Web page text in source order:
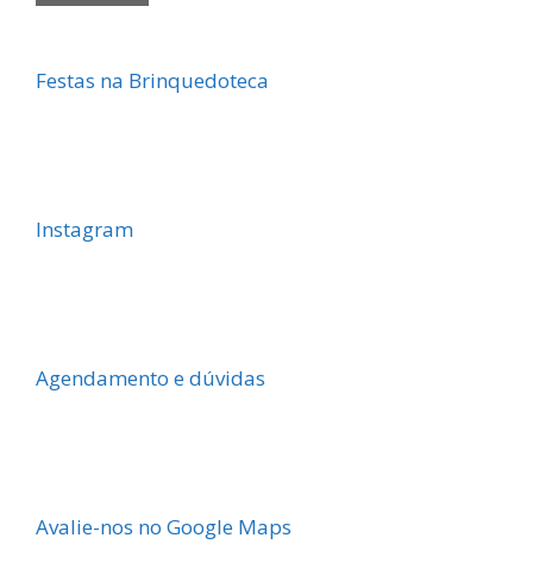
Festas na Brinquedoteca
Instagram
Agendamento e dúvidas
Avalie-nos no Google Maps